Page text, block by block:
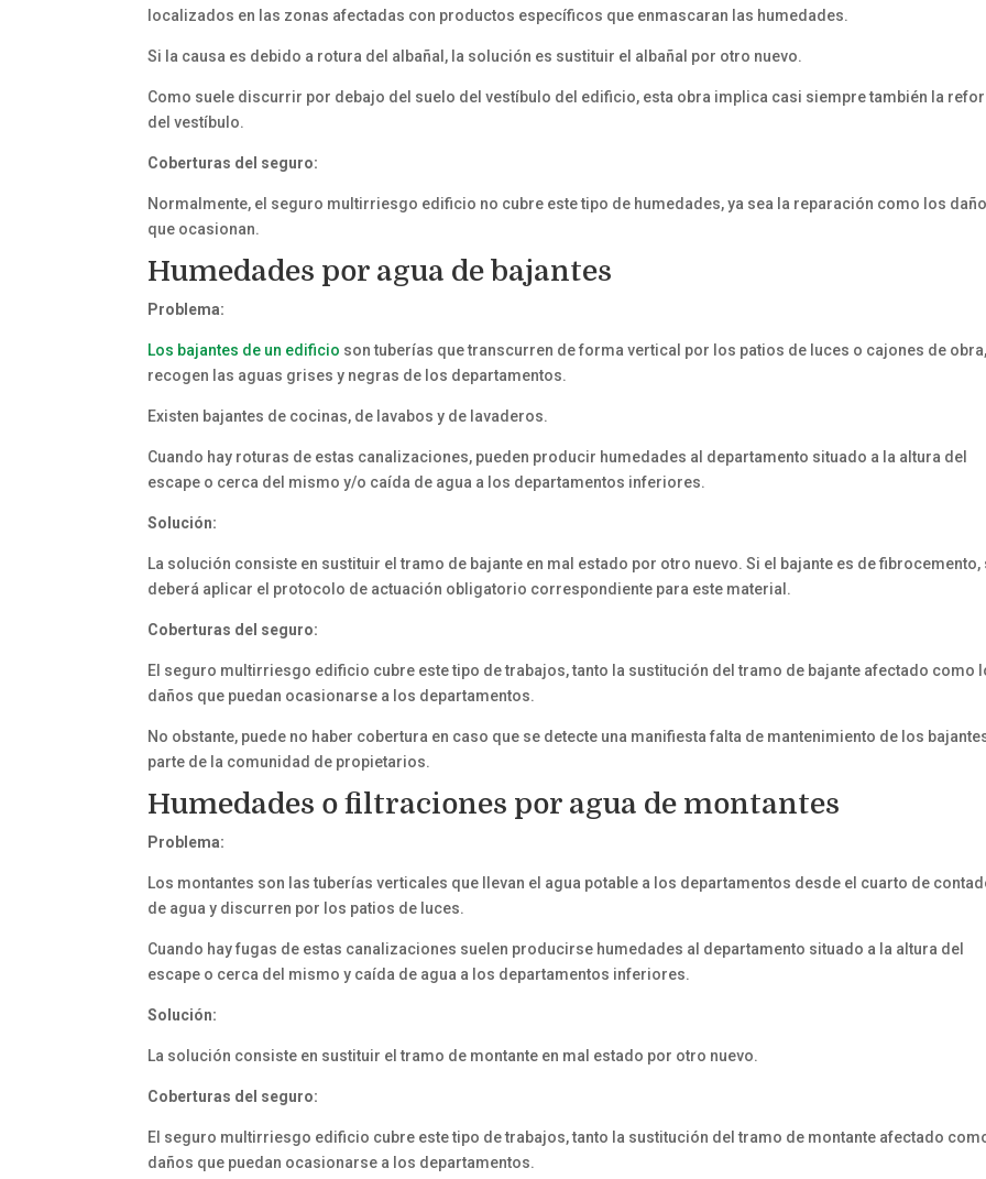
localizados en las zonas afectadas con productos específicos que enmascaran las humedades.
Si la causa es debido a rotura del albañal, la solución es sustituir el albañal por otro nuevo.
Como suele discurrir por debajo del suelo del vestíbulo del edificio, esta obra implica casi siempre también la
del vestíbulo.
Coberturas del seguro:
Normalmente, el seguro multirriesgo edificio no cubre este tipo de humedades, ya sea la reparación como los
que ocasionan.
Humedades por agua de bajantes
Problema:
Los bajantes de un edificio son tuberías que transcurren de forma vertical por los patios de luces o cajones de
recogen las aguas grises y negras de los departamentos.
Existen bajantes de cocinas, de lavabos y de lavaderos.
Cuando hay roturas de estas canalizaciones, pueden producir humedades al departamento situado a la altura del
escape o cerca del mismo y/o caída de agua a los departamentos inferiores.
Solución:
La solución consiste en sustituir el tramo de bajante en mal estado por otro nuevo. Si el bajante es de fibrocemento,
deberá aplicar el protocolo de actuación obligatorio correspondiente para este material.
Coberturas del seguro:
El seguro multirriesgo edificio cubre este tipo de trabajos, tanto la sustitución del tramo de bajante afectado como
daños que puedan ocasionarse a los departamentos.
No obstante, puede no haber cobertura en caso que se detecte una manifiesta falta de mantenimiento de los
parte de la comunidad de propietarios.
Humedades o filtraciones por agua de montantes
Problema:
Los montantes son las tuberías verticales que llevan el agua potable a los departamentos desde el cuarto de
de agua y discurren por los patios de luces.
Cuando hay fugas de estas canalizaciones suelen producirse humedades al departamento situado a la altura del
escape o cerca del mismo y caída de agua a los departamentos inferiores.
Solución:
La solución consiste en sustituir el tramo de montante en mal estado por otro nuevo.
Coberturas del seguro:
El seguro multirriesgo edificio cubre este tipo de trabajos, tanto la sustitución del tramo de montante afectado
daños que puedan ocasionarse a los departamentos.